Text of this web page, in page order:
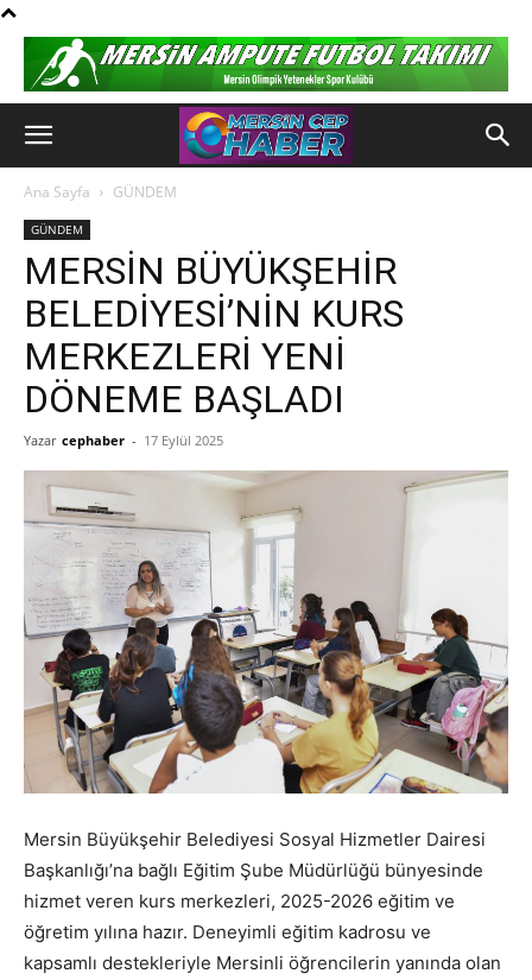
Ana Sayfa GÜNDEM
GÜNDEM
MERSİN BÜYÜKŞEHİR
BELEDİYESİ’NİN KURS
MERKEZLERİ YENİ
DÖNEME BAŞLADI
Yazar cephaber - 17 Eylül 2025
Mersin Büyükşehir Belediyesi Sosyal Hizmetler Dairesi
Başkanlığı’na bağlı Eğitim Şube Müdürlüğü bünyesinde
hizmet veren kurs merkezleri, 2025-2026 eğitim ve
öğretim yılına hazır. Deneyimli eğitim kadrosu ve
kapsamlı destekleriyle Mersinli öğrencilerin yanında olan